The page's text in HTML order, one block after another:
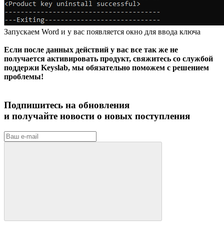
Запускаем Word и у вас появляется окно для ввода ключа
Если после данных действий у вас все так же не
получается активировать продукт, свяжитесь со службой
поддержи Keyslab, мы обязательно поможем с решением
проблемы!
Подпишитесь на обновления
и получайте новости о новых поступления